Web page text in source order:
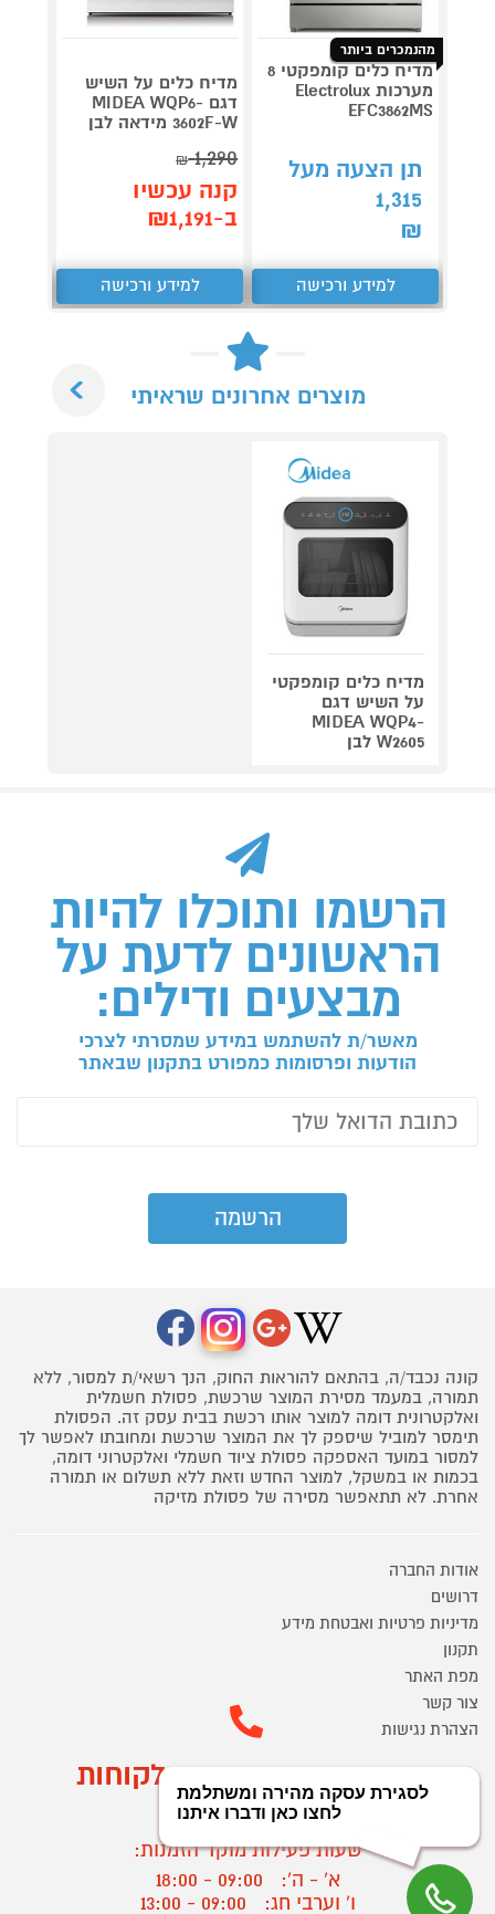
מהנמכרים ביותר
מדיח כלים קומפקטי 8
מערכות Electrolux
EFC3862MS
תן הצעה מעל
1,315
₪
למידע ורכישה
מדיח כלים על השיש
דגם MIDEA WQP6-
3602F-W מידאה לבן
1,290
₪
קנה עכשיו
ב-₪1,191
למידע ורכישה
מוצרים אחרונים שראיתי
מדיח כלים קומפקטי
על השיש דגם
MIDEA WQP4-
W2605 לבן
הרשמו ותוכלו להיות
הראשונים לדעת על
מבצעים ודילים:
מאשר/ת להשתמש במידע שמסרתי לצרכי
הודעות ופרסומות כמפורט בתקנון שבאתר
קונה נכבד/ה, בהתאם להוראות החוק, הנך רשאי/ת למסור, ללא
תמורה, במעמד מסירת המוצר שרכשת, פסולת חשמלית
ואלקטרונית דומה למוצר אותו רכשת בבית עסק זה. הפסולת
תימסר למוביל שיספק לך את המוצר שרכשת ומחובתו לאפשר לך
למסור במועד האספקה פסולת ציוד חשמלי ואלקטרוני דומה,
בכמות או במשקל, למוצר החדש וזאת ללא תשלום או תמורה
אחרת. לא תתאפשר מסירה של פסולת מזיקה
אודות החברה
דרושים
מדיניות פרטיות ואבטחת מידע
תקנון
מפת האתר
צור קשר
הצהרת נגישות
מוקד הזמנות ושירות לקוחות
03-9545370
שעות פעילות מוקד הזמנות:
א' - ה':
09:00 - 18:00
ו' וערבי חג:
09:00 - 13:00